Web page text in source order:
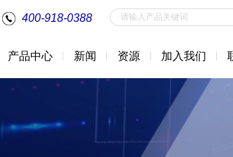
400-918-0388
产品中心 新闻 资源 加入我们